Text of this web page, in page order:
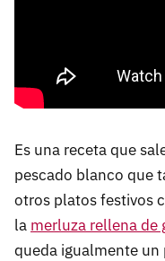
Es una receta que
pescado blanco que
otros platos festivos
la merluza rellena de
queda igualmente un